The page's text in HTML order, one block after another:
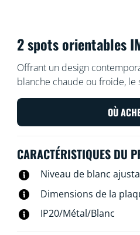
2 spots orientables
Offrant un design
blanche chaude ou froide, le
intelligent WiZ Imageo blanc
réglables pour éclairer votre
intelligente. Utilisez votre
OÙ
CARACTÉRISTIQUES DU
Niveau de blanc
Dimensions de la
IP20/Métal/Blanc